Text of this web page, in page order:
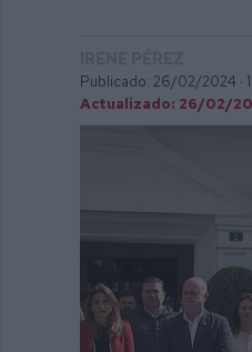
Publicado: 26/02/2024 ·
Actualizado: 26/02/